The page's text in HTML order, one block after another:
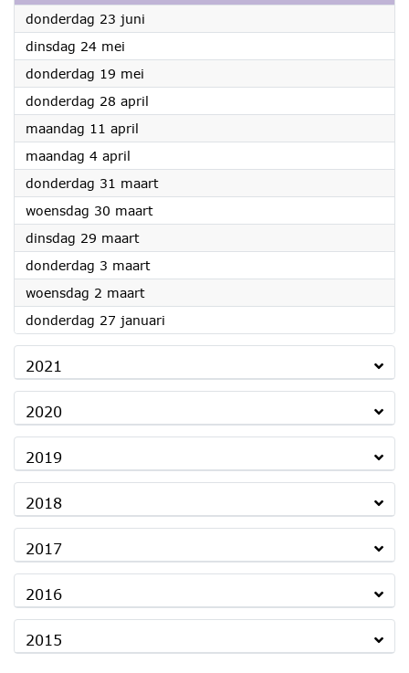
donderdag 23 juni
dinsdag 24 mei
donderdag 19 mei
donderdag 28 april
maandag 11 april
maandag 4 april
donderdag 31 maart2022
woensdag 30 maart2022
dinsdag 29 maart2022
donderdag 3 maart2022
woensdag 2 maart2022
donderdag 27 januari
2021
2020
2019
2018
2017
2016
2015